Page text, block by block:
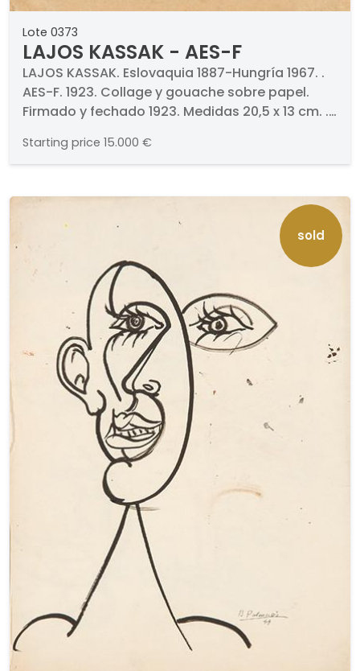
Lote 0373
LAJOS KASSAK - AES-F
LAJOS KASSAK. Eslovaquia 1887-Hungría 1967. .
AES-F. 1923. Collage y gouache sobre papel.
Firmado y fechado 1923. Medidas 20,5 x 13 cm. .
Osma, Madrid. Galerie Brockstedt, Hamburgo.
Colección particular
Starting price 15.000 €
sold